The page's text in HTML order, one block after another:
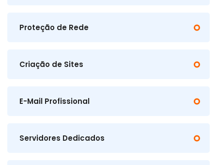
Proteção de Rede
Criação de Sites
E-Mail Profissional
Servidores Dedicados